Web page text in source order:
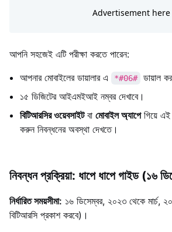
আপনি সহজেই এটি পরীক্ষা করতে পারেন:
আপনার মোবাইলের ডায়ালার এ
*#06#
ডায়াল
১৫ ডিজিটের আইএমইআই নম্বর দেখাবে।
বিটিআরসির ওয়েবসাইটবা মোবাইল অ্যাপেগিয়ে
করুন নিবন্ধনের অবস্থা দেখতে।
নিবন্ধন প্রক্রিয়া: ধাপে ধাপে গাইড (১৬
নির্ধারিত সময়সীমা: ১৬ ডিসেম্বর, ২০২৩ থেকে মার্চ,
বিটিআরসি প্রকাশ করবে)।